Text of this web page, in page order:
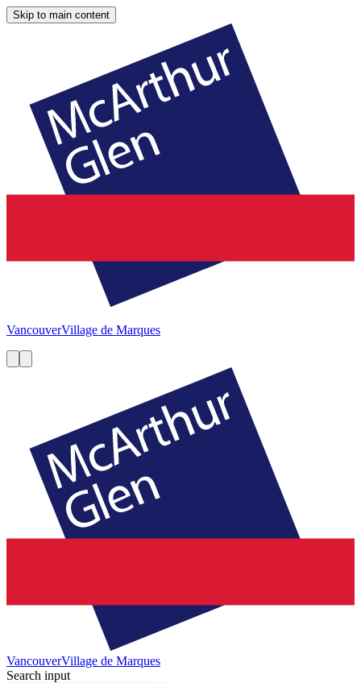
Skip to main content
VancouverVillage de Marques
VancouverVillage de Marques
Search input